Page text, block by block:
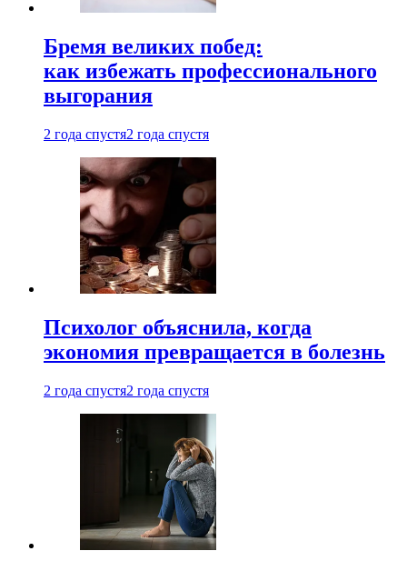
Бремя великих побед:
как избежать профессионального
выгорания
2 года спустя2 года спустя
Психолог объяснила, когда
экономия превращается в болезнь
2 года спустя2 года спустя